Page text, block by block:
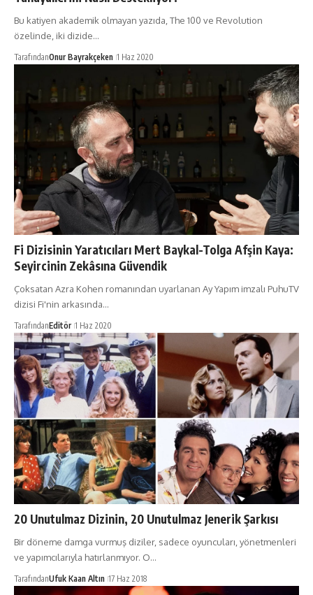
Bu katiyen akademik olmayan yazıda, The 100 ve Revolution
özelinde, iki dizide…
TarafındanOnur Bayrakçeken 1 Haz 2020
Fi Dizisinin Yaratıcıları Mert Baykal-Tolga Afşin Kaya:
Seyircinin Zekâsına Güvendik
Çoksatan Azra Kohen romanından uyarlanan Ay Yapım imzalı PuhuTV
dizisi Fi'nin arkasında…
TarafındanEditör 1 Haz 2020
20 Unutulmaz Dizinin, 20 Unutulmaz Jenerik Şarkısı
Bir döneme damga vurmuş diziler, sadece oyuncuları, yönetmenleri
ve yapımcılarıyla hatırlanmıyor. O…
TarafındanUfuk Kaan Altın 17 Haz 2018